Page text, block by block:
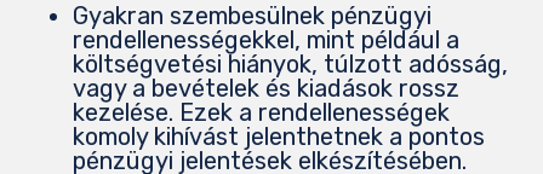
Gyakran szembesülnek pénzügyi
rendellenességekkel, mint például a
költségvetési hiányok, túlzott adósság,
vagy a bevételek és kiadások rossz
kezelése. Ezek a rendellenességek
komoly kihívást jelenthetnek a pontos
pénzügyi jelentések elkészítésében.